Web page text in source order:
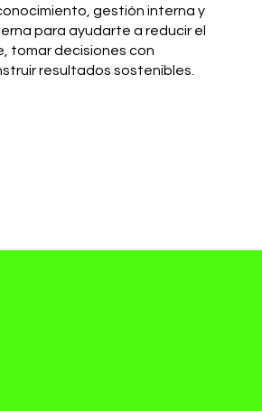
gestión interna y
para ayudarte a reducir el
tomar decisiones con
resultados sostenibles.